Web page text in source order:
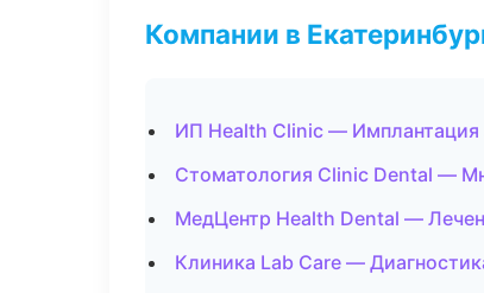
Компании в
ИП Health Clinic — Имплантация
Стоматология Clinic Dental —
МедЦентр Health Dental —
Клиника Lab Care —